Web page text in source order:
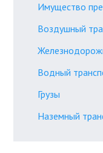
Имущество
Воздушный
Водный
Грузы
Наземный